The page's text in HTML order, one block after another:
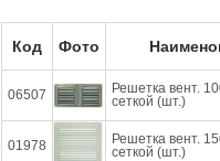
Код Фото
06507
Решетка вент.
сеткой (шт.)
01978
Решетка вент.
сеткой (шт.)